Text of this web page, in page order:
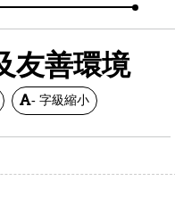
友善環境
- 字級縮小